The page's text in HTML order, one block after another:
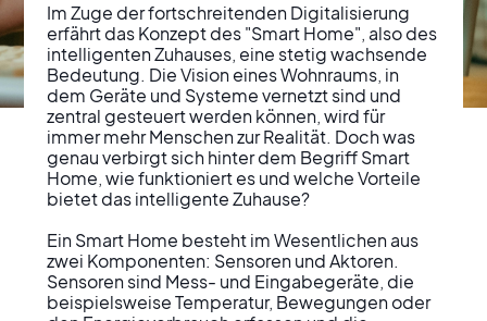
Intelligentes Wohnen
im digitalen Zeitalter:
Einblicke in das Smart
Home Konzept
Im Zuge der fortschreitenden Digitalisierung
erfährt das Konzept des "Smart Home", also des
intelligenten Zuhauses, eine stetig wachsende
Bedeutung. Die Vision eines Wohnraums, in
dem Geräte und Systeme vernetzt sind und
zentral gesteuert werden können, wird für
immer mehr Menschen zur Realität. Doch was
genau verbirgt sich hinter dem Begriff Smart
Home, wie funktioniert es und welche Vorteile
bietet das intelligente Zuhause?
Ein Smart Home besteht im Wesentlichen aus
zwei Komponenten: Sensoren und Aktoren.
Sensoren sind Mess- und Eingabegeräte, die
beispielsweise Temperatur, Bewegungen oder